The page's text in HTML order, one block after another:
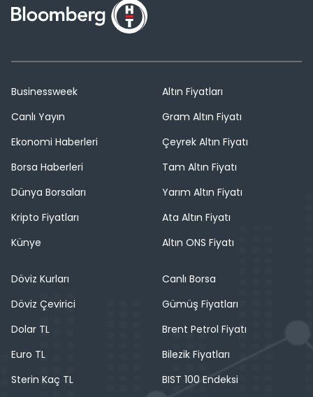
Businessweek
Canlı Yayın
Ekonomi Haberleri
Borsa Haberleri
Dünya Borsaları
Kripto Fiyatları
Künye
Altın Fiyatları
Gram Altın Fiyatı
Çeyrek Altın Fiyatı
Tam Altın Fiyatı
Yarım Altın Fiyatı
Ata Altın Fiyatı
Altın ONS Fiyatı
Döviz Kurları
Döviz Çevirici
Dolar TL
Euro TL
Sterin Kaç TL
Canlı Borsa
Gümüş Fiyatları
Brent Petrol Fiyatı
Bilezik Fiyatları
BIST 100 Endeksi